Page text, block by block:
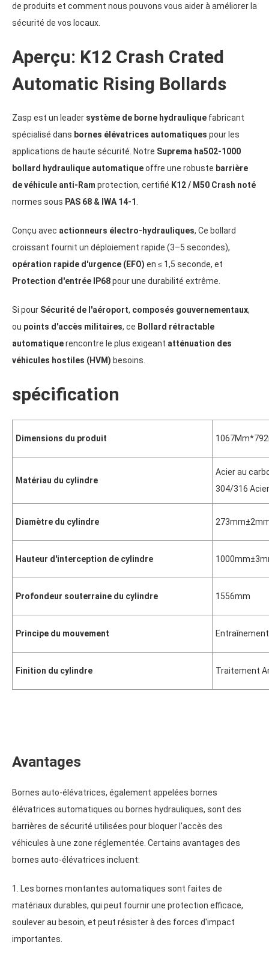
de produits et comment nous pouvons vous aider à améliorer la
sécurité de vos locaux.
Aperçu: K12 Crash Crated
Automatic Rising Bollards
Zasp est un leader système de borne hydraulique fabricant
spécialisé dans bornes élévatrices automatiques pour les
applications de haute sécurité. Notre Suprema ha502-1000
bollard hydraulique automatiqueoffre une robuste barrière
de véhicule anti-Ram protection, certifié K12/ M50 Crash noté
normes sous PAS 68 & IWA 14-1
Conçu avec actionneurs électro-hydrauliques, Ce bollard
croissant fournit un déploiement rapide (3–5 secondes),
opération rapide d'urgence (EFO) en ≤ 1,5 seconde, et
Protection d'entrée IP68pour une durabilité extrême.
Si pour Sécurité de l'aéroport, composés gouvernementaux,
ou points d'accès militaires, ce Bollard rétractable
automatiquerencontre le plus exigeant atténuation des
véhicules hostiles (HVM) besoins.
spécification
Dimensions du produit
Matériau du cylindre
Acier au
304/316
Diamètre du cylindre 273
Hauteur d'interception de cylindre 1000
Profondeur souterraine du cylindre 1556mm
Principe du mouvement
Finition du cylindre Traitement
Avantages
Bornes auto-élévatrices, également appelées bornes
élévatrices automatiques ou bornes hydrauliques, sont des
barrières de sécurité utilisées pour bloquer l'accès des
véhicules à une zone réglementée. Certains avantages des
bornes auto-élévatrices incluent:
1. Les bornes montantes automatiques sont faites de
matériaux durables, qui peut fournir une protection efficace,
soulever au besoin, et peut résister à des forces d'impact
importantes.